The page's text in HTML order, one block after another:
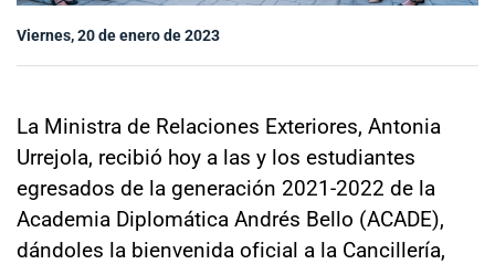
Viernes, 20 de enero de 2023
La Ministra de Relaciones Exteriores, Antonia
Urrejola, recibió hoy a las y los estudiantes
egresados de la generación 2021-2022 de la
Academia Diplomática Andrés Bello (ACADE),
dándoles la bienvenida oficial a la Cancillería,